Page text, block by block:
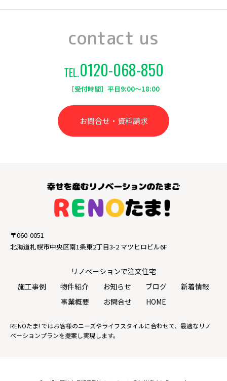
contact us
TEL.0120-068-850
［受付時間］平日9:00～18:00
お問合せ・資料請求
〒060-0051
北海道札幌市中央区南1条東2丁目3-2 マツヒロビル6F
HOME
リノベーションで注文住宅
施工事例
物件紹介 お知らせ ブログ
新着情報
事業概要
お問合せ
RENOたま! ではお客様のニーズやライフスタイルに合わせて、最適なリノ
ベーションプランを提案し実現します。